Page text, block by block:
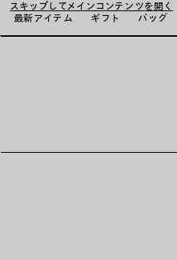
スキップしてメインコンテンツを開く
最新アイテム
ギフト バッグ